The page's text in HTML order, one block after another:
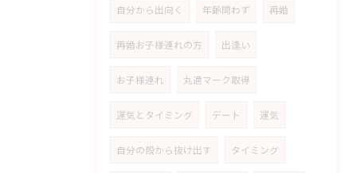
自分から出向く 年齢問わず 再婚
再婚お子様連れの方 出逢い
お子様連れ 丸適マーク取得
運気とタイミング デート 運気
自分の殻から抜け出す タイミング